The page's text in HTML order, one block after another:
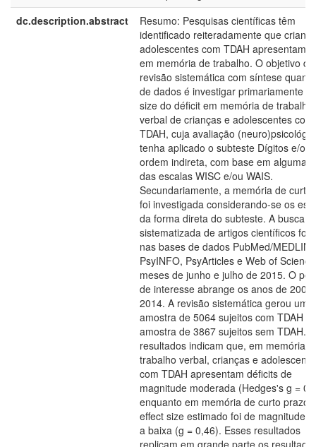
dc.description.abstract
Resumo: Pesquisas científicas têm
identificado reiteradamente que
adolescentes com TDAH apresentam
em memória de trabalho. O objetivo
revisão sistemática com síntese
de dados é investigar primariamente o
size do déficit em memória de trabalho
verbal de crianças e adolescentes com
TDAH, cuja avaliação
tenha aplicado o subteste Dígitos e/ou
ordem indireta, com base em alguma
das escalas WISC e/ou WAIS.
Secundariamente, a memória de curto
foi investigada considerando-se os
da forma direta do subteste. A busca
sistematizada de artigos científicos foi
nas bases de dados PubMed/
PsyINFO, PsyArticles e Web of
meses de junho e julho de 2015. O
de interesse abrange os anos de 2005
2014. A revisão sistemática gerou uma
amostra de 5064 sujeitos com TDAH e
amostra de 3867 sujeitos sem TDAH.
resultados indicam que, em memória
trabalho verbal, crianças e
com TDAH apresentam déficits de
magnitude moderada (Hedges's g =
enquanto em memória de curto prazo
effect size estimado foi de magnitude
a baixa (g = 0,46). Esses resultados
replicam em grande parte os